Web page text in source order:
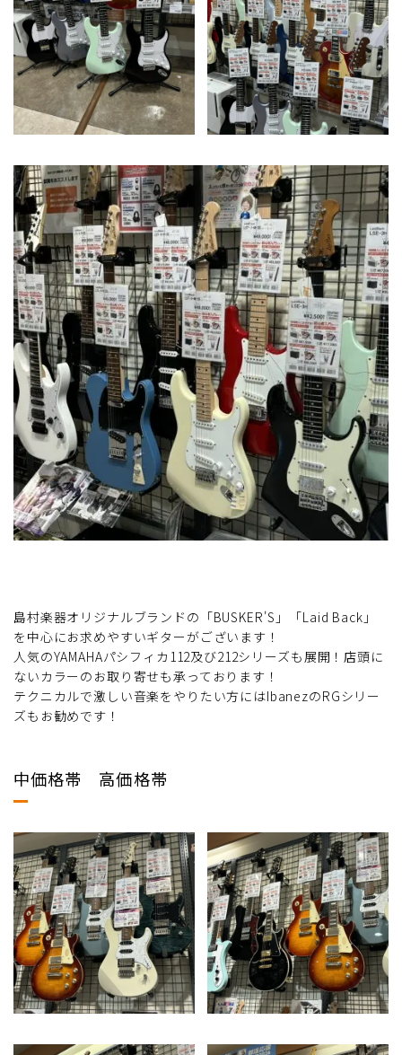
島村楽器オリジナルブランドの「BUSKER'S」「Laid Back」
を中心にお求めやすいギターがございます！
人気のYAMAHAパシフィカ112及び212シリーズも展開！店頭に
ないカラーのお取り寄せも承っております！
テクニカルで激しい音楽をやりたい方にはIbanezのRGシリー
ズもお勧めです！
中価格帯 高価格帯